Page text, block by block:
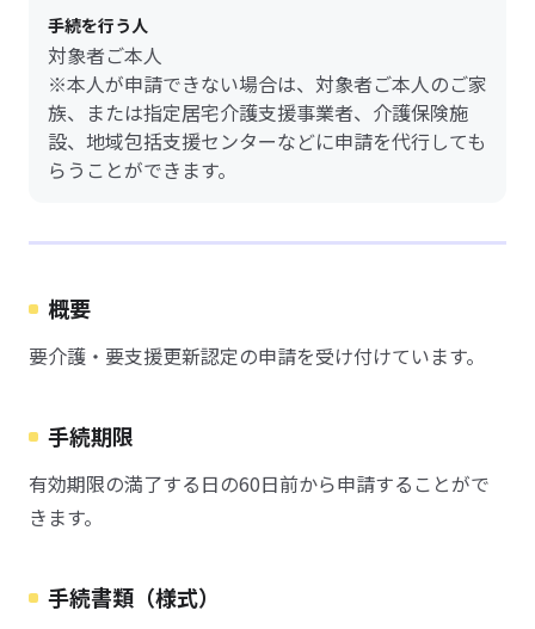
手続を行う人
対象者ご本人
※本人が申請できない場合は、対象者ご本人のご家
族、または指定居宅介護支援事業者、介護保険施
設、地域包括支援センターなどに申請を代行しても
らうことができます。
概要
要介護・要支援更新認定の申請を受け付けています。
手続期限
有効期限の満了する日の60日前から申請することがで
きます。
手続書類（様式）